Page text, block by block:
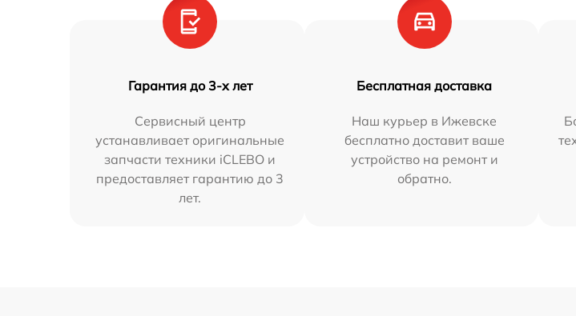
Гарантия до 3-х лет
Сервисный центр
устанавливает оригинальные
запчасти техники iCLEBO и
предоставляет гарантию до 3
лет.
Бесплатная доставка
Наш курьер в Ижевске
бесплатно доставит ваше
устройство на ремонт и
обратно.